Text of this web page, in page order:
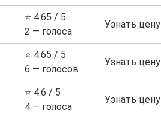
⭐ 4.65 / 5
2 — голоса
Узнать цену
⭐ 4.65 / 5
6 — голосов
Узнать цену
⭐ 4.6 / 5
4 — голоса
Узнать цену